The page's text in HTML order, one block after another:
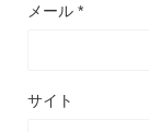
メール *
サイト